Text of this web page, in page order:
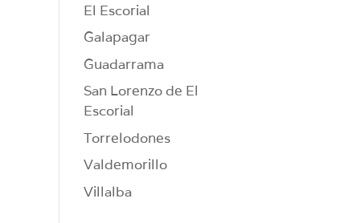
El Escorial
Galapagar
Guadarrama
San Lorenzo de El
Escorial
Torrelodones
Valdemorillo
Villalba